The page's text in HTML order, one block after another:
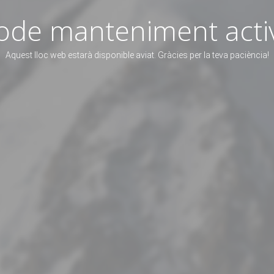
manteniment
Aquest lloc web estarà disponible aviat. Gràcies per la teva paciència!